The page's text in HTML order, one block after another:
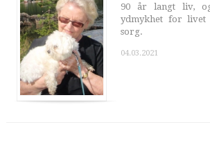
90 år langt liv,
ydmykhet for
sorg.
04.03.2021